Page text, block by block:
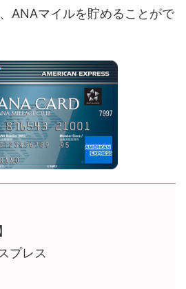
ANAマイルを貯めることがで
プレス